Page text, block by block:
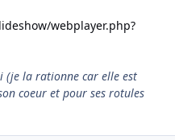
webplayer.php?
(je la rationne car elle est
coeur et pour ses rotules